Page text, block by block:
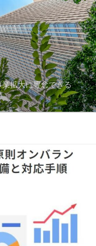
拡大に専念できる